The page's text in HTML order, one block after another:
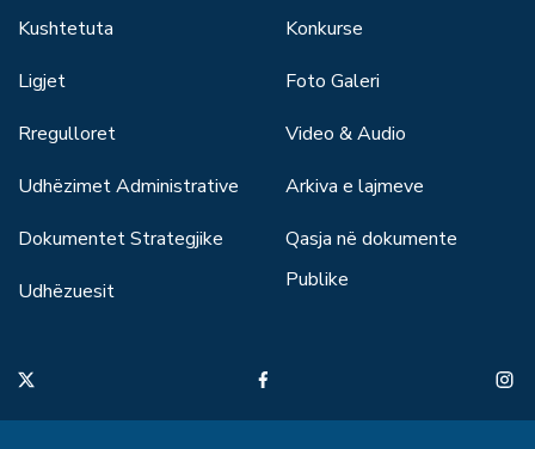
Kushtetuta
Ligjet
Rregulloret
Udhëzimet Administrative
Dokumentet Strategjike
Udhëzuesit
Konkurse
Foto Galeri
Video & Audio
Arkiva e lajmeve
Qasja në dokumente
Publike